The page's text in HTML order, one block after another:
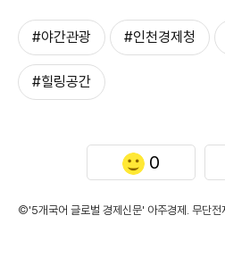
#야간관광 #인천경제청
#힐링공간
0
©'5개국어 글로벌 경제신문' 아주경제. 무단전